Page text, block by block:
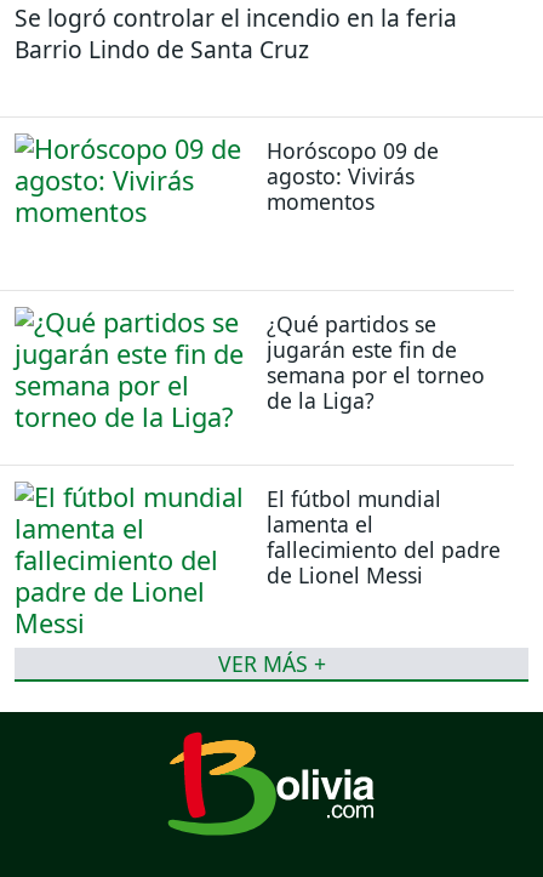
Se logró controlar el incendio en la feria
Barrio Lindo de Santa Cruz
Horóscopo 09 de
agosto: Vivirás
momentos
¿Qué partidos se
jugarán este fin de
semana por el torneo
de la Liga?
El fútbol mundial
lamenta el
fallecimiento del padre
de Lionel Messi
VER MÁS +